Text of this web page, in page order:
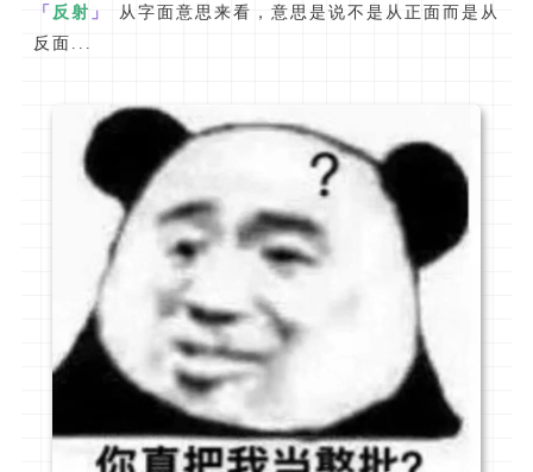
「 反射 」
从字面意思来看，意思是说不是从正面而是从
反面...